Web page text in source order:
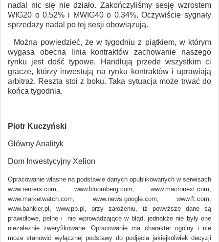
nadal nic się nie działo. Zakończyliśmy sesję wzrostem
WIG20 o 0,52% i MWIG40 o 0,34%. Oczywiście sygnały
sprzedaży nadal po tej sesji obowiązują.
Można powiedzieć, że w tygodniu z piątkiem, w którym
wygasa obecna linia kontraktów zachowanie naszego
rynku jest dość typowe. Handlują przede wszystkim ci
gracze, którzy inwestują na rynku kontraktów i uprawiają
arbitraż. Reszta stoi z boku. Taka sytuacja może trwać do
końca tygodnia.
Piotr Kuczyński
Główny Analityk
Dom Inwestycyjny Xelion
Opracowanie własne na podstawie danych opublikowanych w serwisach
www.reuters.com, www.bloomberg.com, www.macronext.com,
www.marketwatch.com, www.news.google.com, www.ft.com,
www.bankier.pl, www.pb.pl, przy założeniu, iż powyższe dane są
prawidłowe, pełne i nie wprowadzające w błąd, jednakże nie były one
niezależnie zweryfikowane. Opracowanie ma charakter ogólny i nie
może stanowić wyłącznej podstawy do podjęcia jakiejkolwiek decyzji